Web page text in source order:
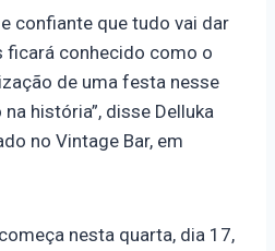
confiante que tudo vai dar
ficará conhecido como o
de uma festa nesse
história”, disse Delluka
no Vintage Bar, em
nesta quarta, dia 17,